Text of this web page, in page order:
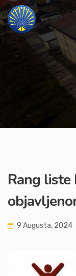
Rang liste
9 Augusta, 2024